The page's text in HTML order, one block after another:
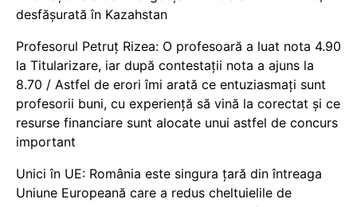
desfășurată în Kazahstan
Profesorul Petruț Rizea: O profesoară a luat nota 4.90
la Titularizare, iar după contestații nota a ajuns la
8.70 / Astfel de erori îmi arată ce entuziasmați sunt
profesorii buni, cu experiență să vină la corectat și ce
resurse financiare sunt alocate unui astfel de concurs
important
Unici în UE: România este singura țară din întreaga
Uniune Europeană care a redus cheltuielile de